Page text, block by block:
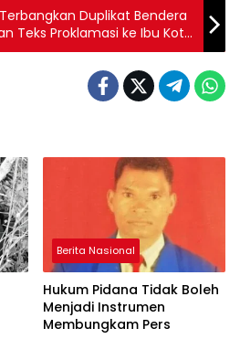
Duplikat Bendera
Teks Proklamasi ke Ibu Kota
Berita Nasional
Hukum Pidana Tidak Boleh
Menjadi Instrumen
Membungkam Pers